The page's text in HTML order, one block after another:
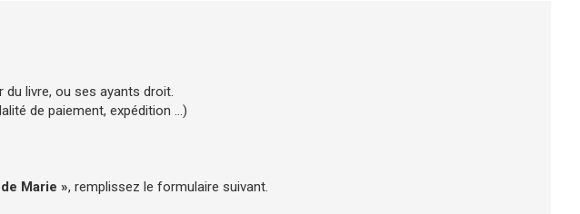
du livre, ou ses ayants droit.
de paiement, expédition ...)
Marie », remplissez le formulaire suivant.